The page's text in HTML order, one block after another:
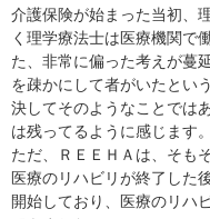
介護保険が始まった当初、
く理学療法士は医療機関で
た、非常に偏った考えが蔓
を疎かにして者がいたとい
決してそのようなことでは
は残ってるように感じます。
ただ、ＲＥＥＨＡは、そも
医療のリハビリが終了した
開始しており、医療のリハ